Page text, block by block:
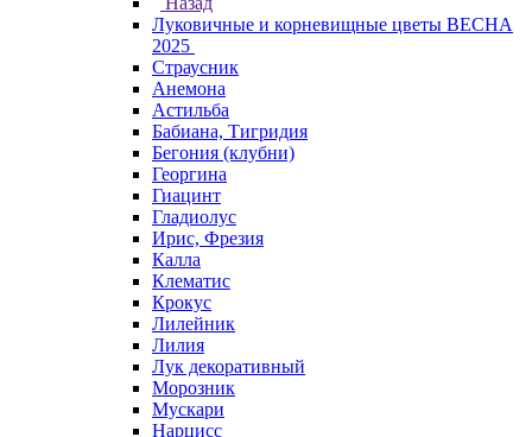
Луковичные и корневищные цветы ВЕСНА
2025
Страусник
Анемона
Астильба
Бабиана, Тигридия
Бегония (клубни)
Георгина
Гиацинт
Гладиолус
Ирис, Фрезия
Калла
Клематис
Крокус
Лилейник
Лилия
Лук декоративный
Морозник
Мускари
Нарцисс